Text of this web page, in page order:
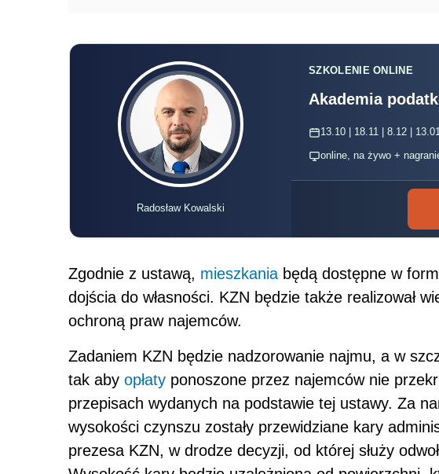
Radosław Kowalski
SZKOLENIE ONLINE
Akademia
13.10 | 18.11 | 8.12 |
online, na żywo +
Zgodnie z ustawą, mieszkaniabędą dostępne w
dojścia do własności. KZN będzie także realizował
ochroną praw najemców.
Zadaniem KZN będzie nadzorowanie najmu, a w
tak aby opłaty ponoszone przez najemców nie
przepisach wydanych na podstawie tej ustawy. Za
wysokości czynszu zostały przewidziane kary
prezesa KZN, w drodze decyzji, od której służy